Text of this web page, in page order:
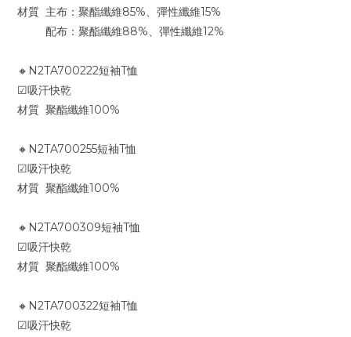
材質 主布：聚酯纖維85%、彈性纖維15%
配布：聚酯纖維88%、彈性纖維12%
🔸N2TA700222短袖T恤
☑吸汗快乾
材質 聚酯纖維100%
🔸N2TA700255短袖T恤
☑吸汗快乾
材質 聚酯纖維100%
🔸N2TA700309短袖T恤
☑吸汗快乾
材質 聚酯纖維100%
🔸N2TA700322短袖T恤
☑吸汗快乾